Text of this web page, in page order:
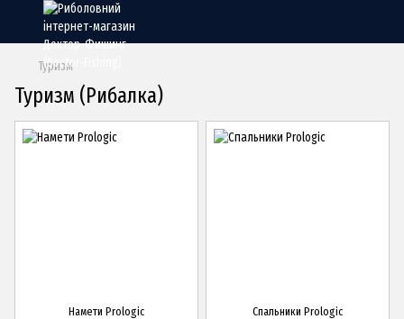
Туризм
Туризм (Рибалка)
Намети Prologic Спальники Prologic